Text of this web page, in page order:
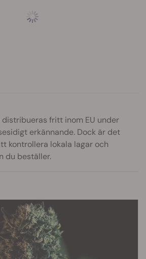
distribueras fritt inom EU under
erkännande. Dock är det
kontrollera lokala lagar och
du beställer.